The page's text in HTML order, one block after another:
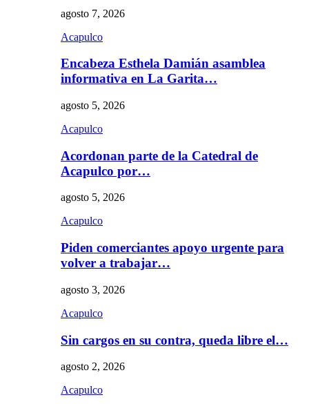
agosto 7, 2026
Acapulco
Encabeza Esthela Damián asamblea
informativa en La Garita…
agosto 5, 2026
Acapulco
Acordonan parte de la Catedral de
Acapulco por…
agosto 5, 2026
Acapulco
Piden comerciantes apoyo urgente para
volver a trabajar…
agosto 3, 2026
Acapulco
Sin cargos en su contra, queda libre el…
agosto 2, 2026
Acapulco